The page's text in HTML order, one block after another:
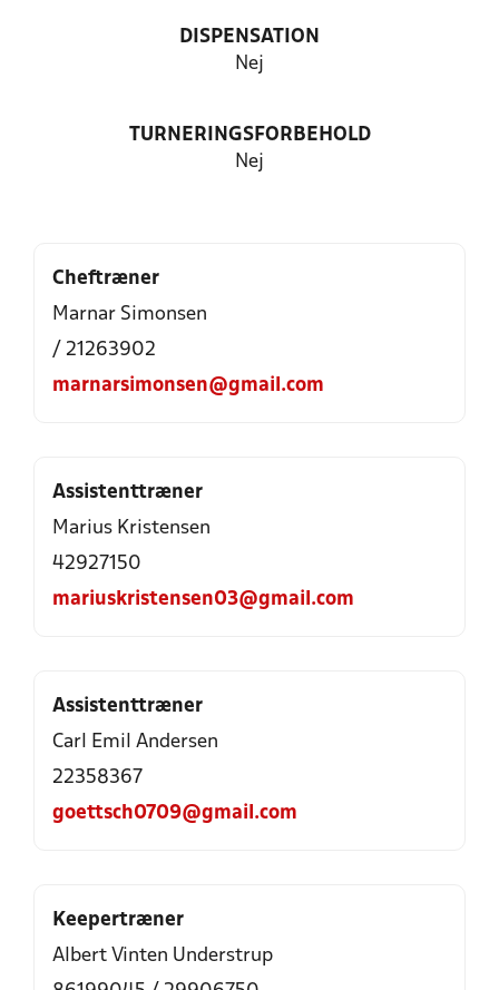
DISPENSATION
Nej
TURNERINGSFORBEHOLD
Nej
Cheftræner
Marnar Simonsen
/ 21263902
marnarsimonsen@gmail.com
Assistenttræner
Marius Kristensen
42927150
mariuskristensen03@gmail.com
Assistenttræner
Carl Emil Andersen
22358367
goettsch0709@gmail.com
Keepertræner
Albert Vinten Understrup